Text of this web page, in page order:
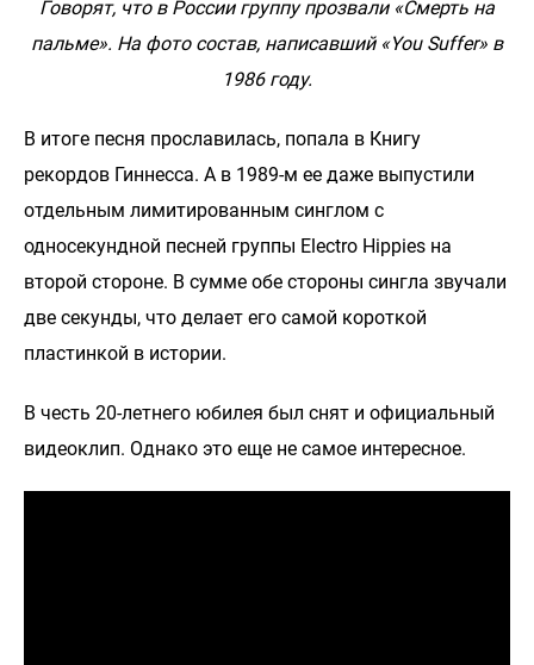
Говорят, что в России группу прозвали «Смерть на
пальме». На фото состав, написавший «You Suffer» в
1986 году.
В итоге песня прославилась, попала в Книгу
рекордов Гиннесса. А в 1989-м ее даже выпустили
отдельным лимитированным синглом с
односекундной песней группы Electro Hippies на
второй стороне. В сумме обе стороны сингла звучали
две секунды, что делает его самой короткой
пластинкой в истории.
В честь 20-летнего юбилея был снят и официальный
видеоклип. Однако это еще не самое интересное.